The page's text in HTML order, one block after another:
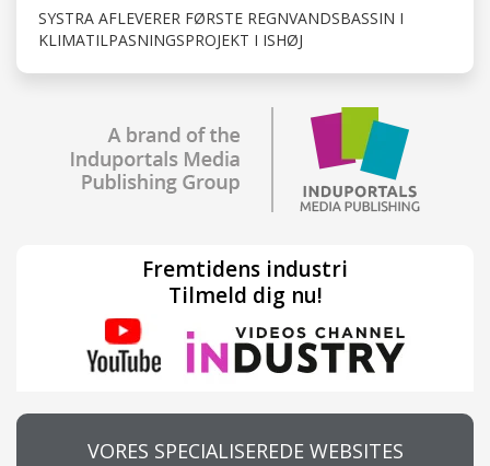
SYSTRA AFLEVERER FØRSTE REGNVANDSBASSIN I
KLIMATILPASNINGSPROJEKT I ISHØJ
Fremtidens industri
Tilmeld dig nu!
VORES SPECIALISEREDE WEBSITES